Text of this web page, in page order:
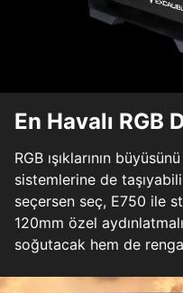
En Havalı RGB
RGB ışıklarının
sistemlerine de
seçersen seç, E750 ile
120mm özel
soğutacak hem de